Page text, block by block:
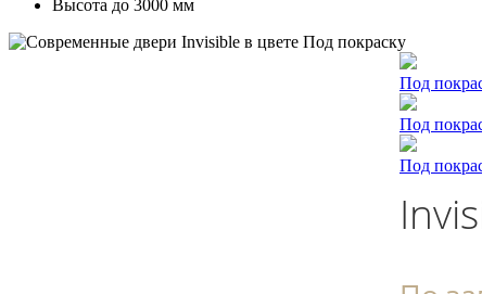
Высота до 3000 мм
Под
Под
Под